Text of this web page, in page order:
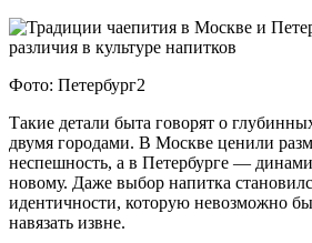
Фото: Петербург2
Такие детали быта говорят о
двумя городами. В Москве ценили
неспешность, а в Петербурге —
новому. Даже выбор напитка
идентичности, которую невозможно
навязать извне.